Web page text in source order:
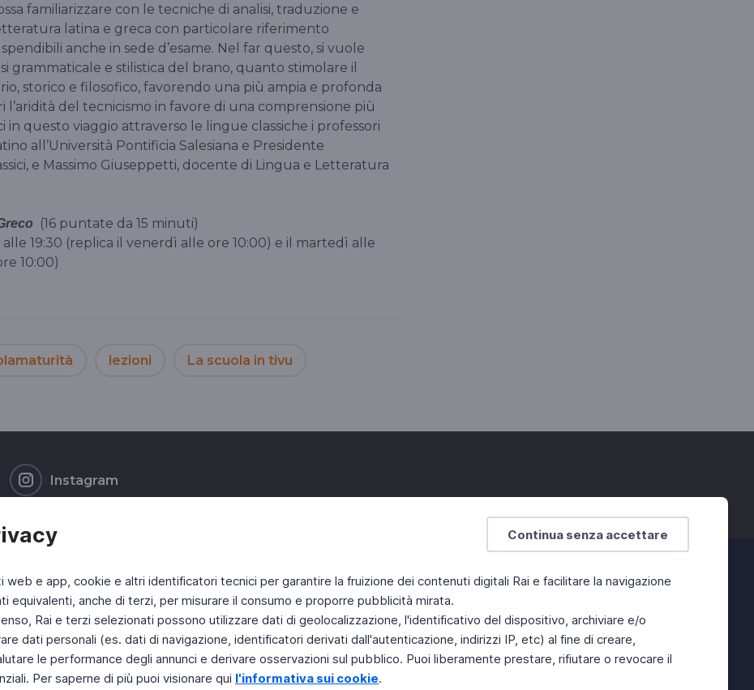
Continua senza accettare
web e app, cookie e altri identificatori tecnici per garantire la fruizione dei contenuti digitali Rai e facilitare la navigazione
anche di terzi, per misurare il consumo e proporre pubblicità mirata.
Rai e terzi selezionati possono utilizzare dati di geolocalizzazione, l'identificativo del dispositivo, archiviare e/o
dati personali (es. dati di navigazione, identificatori derivati dall'autenticazione, indirizzi IP, etc) al fine di creare,
le performance degli annunci e derivare osservazioni sul pubblico. Puoi liberamente prestare, rifiutare o revocare il
Per saperne di più puoi visionare qui l'informativa sui cookie.
familiarizzare con le tecniche di analisi, traduzione e
latina e greca con particolare riferimento
anche in sede d’esame. Nel far questo, si vuole
grammaticale e stilistica del brano, quanto stimolare il
storico e filosofico, favorendo una più ampia e profonda
l’aridità del tecnicismo in favore di una comprensione più
in questo viaggio attraverso le lingue classiche i professori
all’Università Pontificia Salesiana e Presidente
e Massimo Giuseppetti, docente di Lingua e Letteratura
(16 puntate da 15 minuti)
19:30 (replica il venerdì alle ore 10:00) e il martedì alle
10:00)
lezioni La scuola in tivu
Instagram